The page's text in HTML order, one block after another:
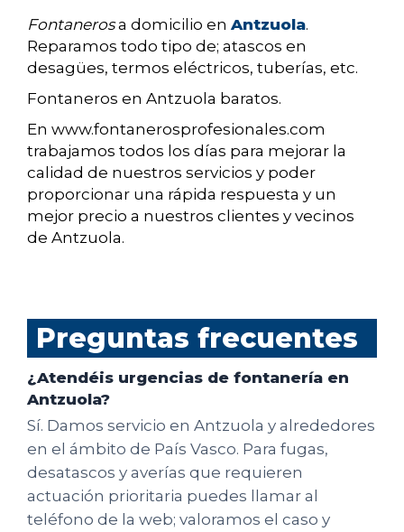
Fontanerosa domicilio en Antzuola.
Reparamos todo tipo de; atascos en
desagües, termos eléctricos, tuberías, etc.
Fontaneros en Antzuola baratos.
En www.fontanerosprofesionales.com
trabajamos todos los días para mejorar la
calidad de nuestros servicios y poder
proporcionar una rápida respuesta y un
mejor precio a nuestros clientes y vecinos
de Antzuola.
Preguntas frecuentes
¿Atendéis urgencias de fontanería en
Antzuola?
Sí. Damos servicio en Antzuola y alrededores
en el ámbito de País Vasco. Para fugas,
desatascos y averías que requieren
actuación prioritaria puedes llamar al
teléfono de la web; valoramos el caso y